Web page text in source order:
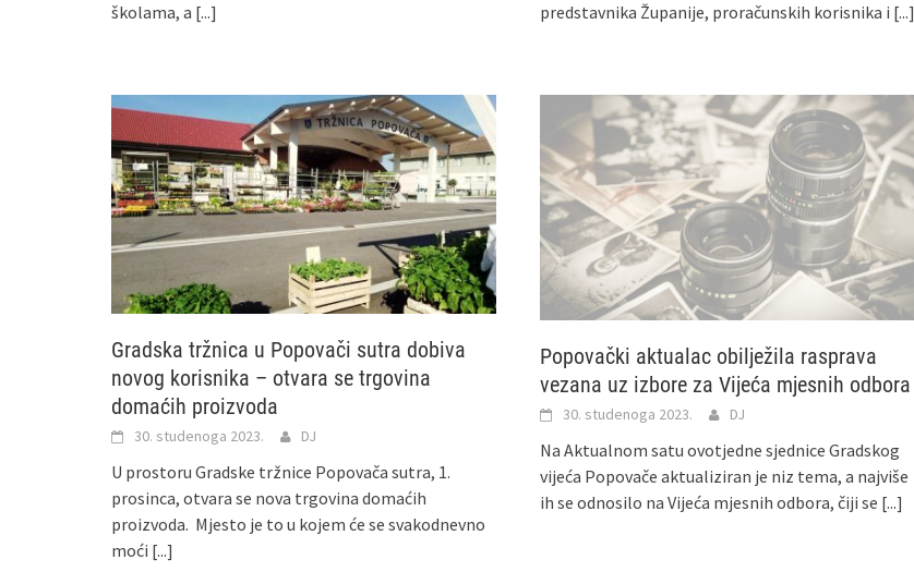
školama, a [...]
predstavnika Županije, proračunskih korisnika i [...]
Gradska tržnica u Popovači sutra dobiva
novog korisnika – otvara se trgovina
domaćih proizvoda
30. studenoga 2023. DJ
U prostoru Gradske tržnice Popovača sutra, 1.
prosinca, otvara se nova trgovina domaćih
proizvoda. Mjesto je to u kojem će se svakodnevno
moći [...]
Popovački aktualac obilježila rasprava
vezana uz izbore za Vijeća mjesnih odbora
30. studenoga 2023. DJ
Na Aktualnom satu ovotjedne sjednice Gradskog
vijeća Popovače aktualiziran je niz tema, a najviše
ih se odnosilo na Vijeća mjesnih odbora, čiji se [...]